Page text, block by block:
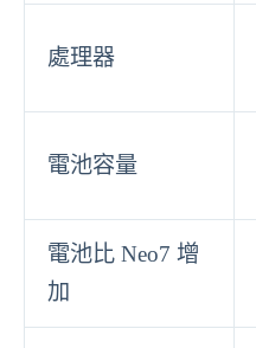
處理器
電池容量
電池比 Neo7 增
加